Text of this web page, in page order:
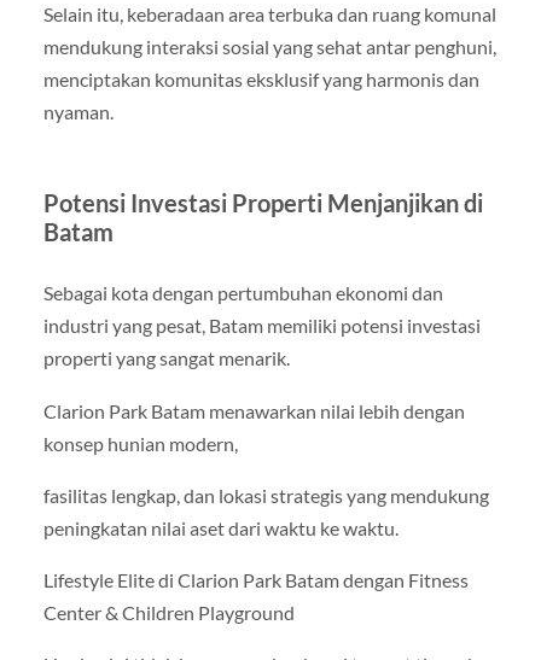
Selain itu, keberadaan area terbuka dan ruang komunal
mendukung interaksi sosial yang sehat antar penghuni,
menciptakan komunitas eksklusif yang harmonis dan
nyaman.
Potensi Investasi Properti Menjanjikan di
Batam
Sebagai kota dengan pertumbuhan ekonomi dan
industri yang pesat, Batam memiliki potensi investasi
properti yang sangat menarik.
Clarion Park Batam menawarkan nilai lebih dengan
konsep hunian modern,
fasilitas lengkap, dan lokasi strategis yang mendukung
peningkatan nilai aset dari waktu ke waktu.
Lifestyle Elite di Clarion Park Batam dengan Fitness
Center & Children Playground